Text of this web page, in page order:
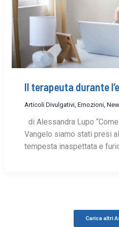
Il terapeuta durante
Articoli Divulgativi, Emozioni,
di Alessandra Lupo
Vangelo siamo stati presi
tempesta inaspettata e
Carica altri